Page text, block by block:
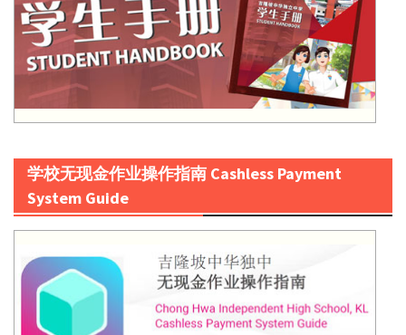
学校无现金作业操作指南 Cashless Payment
System Guide